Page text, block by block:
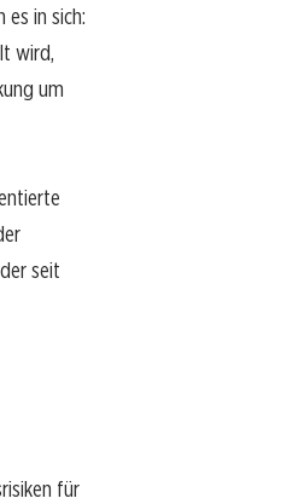
in sich:
wird,
um
seit
für